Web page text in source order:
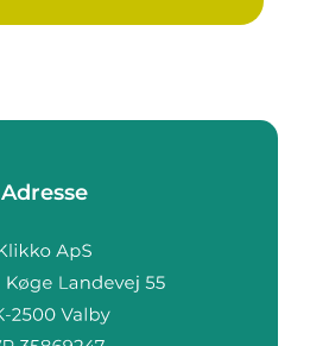
Adresse